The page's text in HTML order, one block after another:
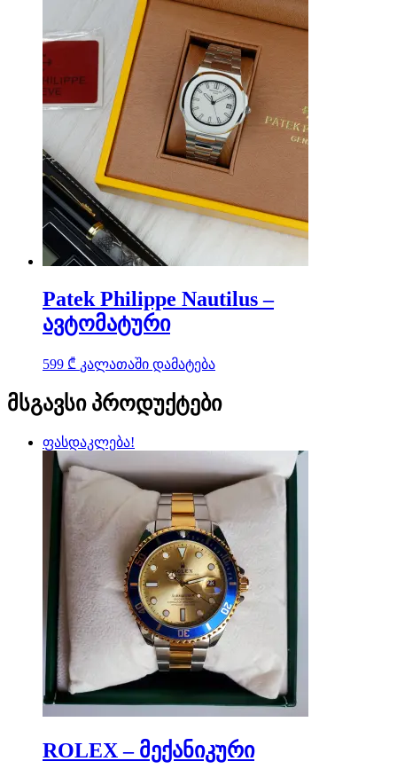
Patek Philippe Nautilus –
ავტომატური
599 ₾ კალათაში დამატება
მსგავსი პროდუქტები
ფასდაკლება!
ROLEX – მექანიკური